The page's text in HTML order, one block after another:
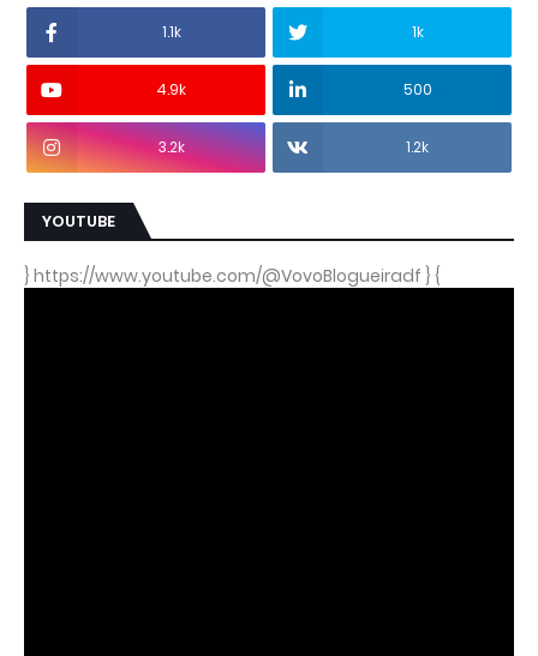
1.1k 1k
4.9k 500
3.2k 1.2k
YOUTUBE
} https://www.youtube.com/@VovoBlogueiradf } {